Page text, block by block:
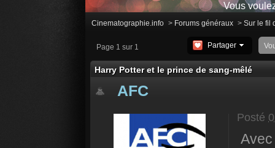
Vous
Cinematographie.info > Forums généraux > Sur le fil
Page 1 sur 1 Partager
Harry Potter et le prince de sang-mêlé
AFC
Posté